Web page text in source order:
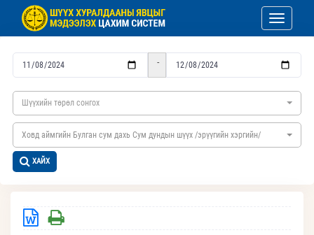
Toggle
-
Шүүхийн төрөл сонгох
Ховд аймгийн Булган сум дахь Сум дундын шүүх /эрүүгийн хэргийн/
ХАЙХ